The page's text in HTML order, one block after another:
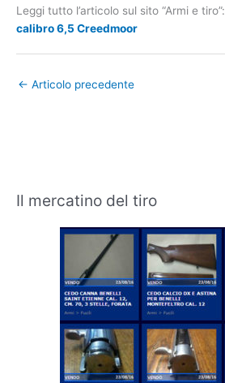
Leggi tutto l’articolo sul sito “Armi e tiro”:
calibro 6,5 Creedmoor
← Articolo precedente
Il mercatino del tiro